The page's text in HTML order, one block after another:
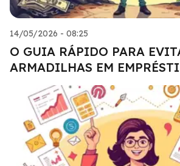
14/05/2026 - 08:25
O GUIA RÁPIDO PARA
ARMADILHAS EM